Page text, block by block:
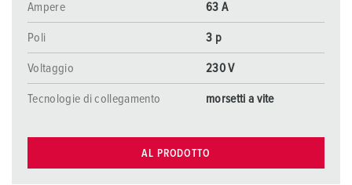
Ampere 63 A
Poli 3 p
Voltaggio 230 V
Tecnologie di collegamento morsetti a vite
AL PRODOTTO